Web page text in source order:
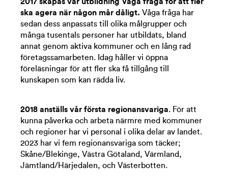
ska agera när någon mår dåligt. Våga fråga har
sedan dess anpassats till olika målgrupper och
många tusentals personer har utbildats, bland
annat genom aktiva kommuner och en lång rad
företagssamarbeten. Idag håller vi öppna
föreläsningar för att fler ska få tillgång till
kunskapen som kan rädda liv.
2018 anställs vår första regionansvariga. För att
kunna påverka och arbeta närmre med kommuner
och regioner har vi personal i olika delar av landet.
2023 har vi fem regionansvariga som täcker;
Skåne/Blekinge, Västra Götaland, Värmland,
Jämtland/Härjedalen, och Västerbotten.